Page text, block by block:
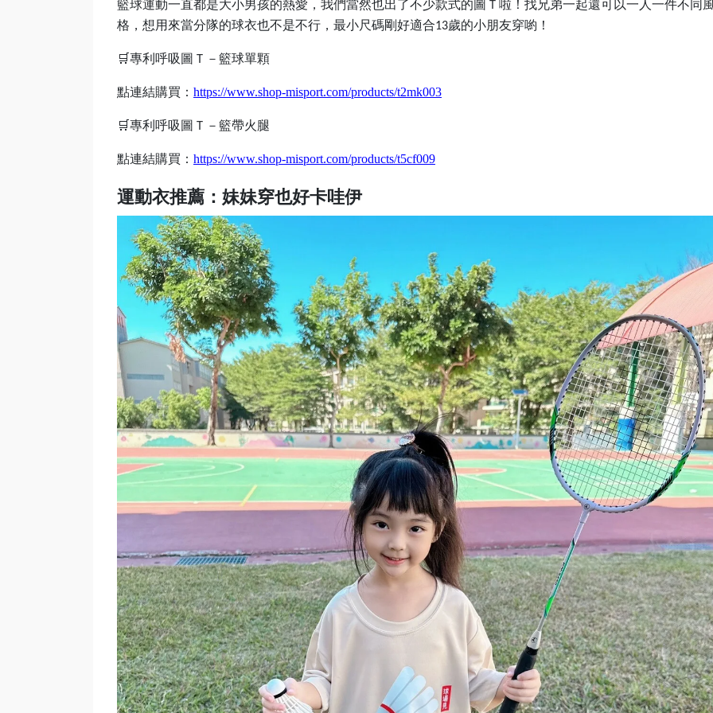
籃球運動一直都是大小男孩的熱愛，我們當然也出了不少款式的圖Ｔ啦！找兄弟一起還可以一人一件不同
格，想用來當分隊的球衣也不是不行，最小尺碼剛好適合13歲的小朋友穿喲！
🛒專利呼吸圖Ｔ－籃球單顆
點連結購買： https://www.shop-misport.com/products/t2mk003
🛒專利呼吸圖Ｔ－籃帶火腿
點連結購買： https://www.shop-misport.com/products/t5cf009
運動衣推薦：妹妹穿也好卡哇伊